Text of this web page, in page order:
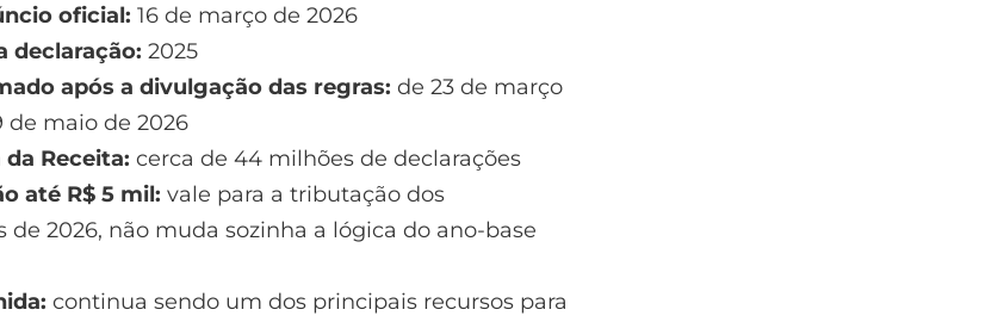
oficial: 16 de março de 2026
declaração: 2025
após a divulgação das regras: de 23 de março
de maio de 2026
Receita: cerca de 44 milhões de declarações
até R$ 5 mil: vale para a tributação dos
de 2026, não muda sozinha a lógica do ano-base
continua sendo um dos principais recursos para